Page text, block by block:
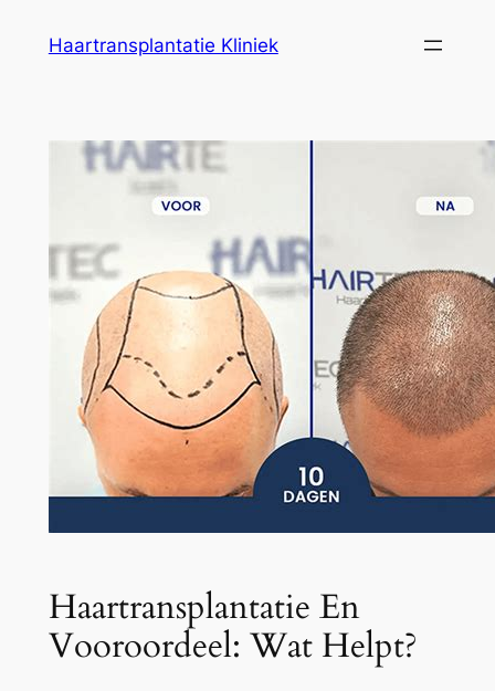
Haartransplantatie Kliniek
Haartransplantatie En
Vooroordeel: Wat Helpt?